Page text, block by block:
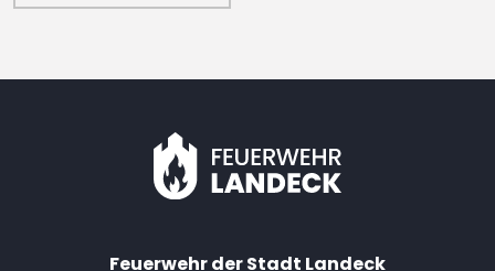
Feuerwehr der Stadt Landeck